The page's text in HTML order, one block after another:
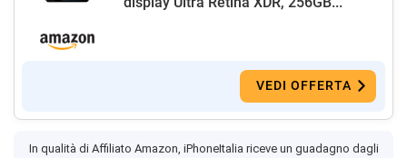
VEDI OFFERTA
In qualità di Affiliato Amazon, iPhoneItalia riceve un guadagno dagli